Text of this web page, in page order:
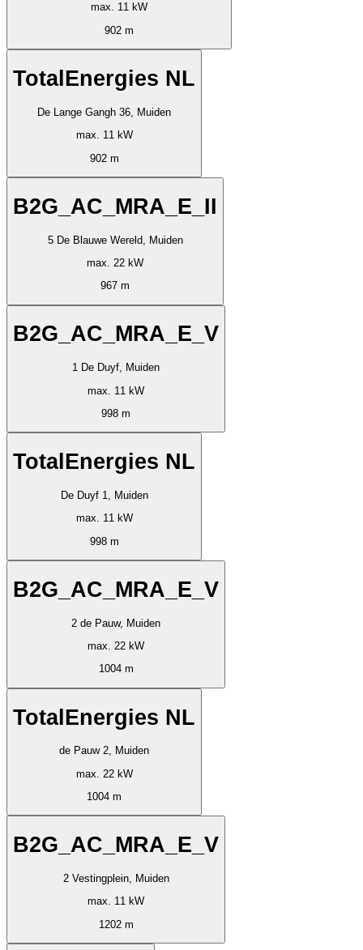
max. 11 kW
902 m
TotalEnergies NL
De Lange Gangh 36, Muiden
max. 11 kW
902 m
B2G_AC_MRA_E_II
5 De Blauwe Wereld, Muiden
max. 22 kW
967 m
B2G_AC_MRA_E_V
1 De Duyf, Muiden
max. 11 kW
998 m
TotalEnergies NL
De Duyf 1, Muiden
max. 11 kW
998 m
B2G_AC_MRA_E_V
2 de Pauw, Muiden
max. 22 kW
1004 m
TotalEnergies NL
de Pauw 2, Muiden
max. 22 kW
1004 m
B2G_AC_MRA_E_V
2 Vestingplein, Muiden
max. 11 kW
1202 m